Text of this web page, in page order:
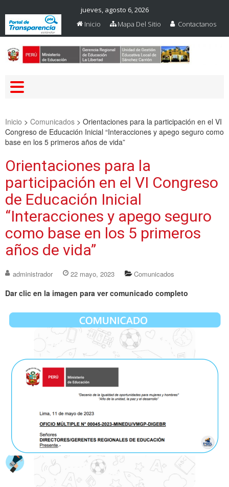
jueves, agosto 6, 2026
Inicio
Mapa Del Sitio Contactanos
Inicio > Comunicados > Orientaciones para la participación en el VI
Congreso de Educación Inicial “Interacciones y apego seguro como
base en los 5 primeros años de vida”
Orientaciones para la
participación en el VI Congreso
de Educación Inicial
“Interacciones y apego seguro
como base en los 5 primeros
años de vida”
administrador 22 mayo, 2023 Comunicados
Dar clic en la imagen para ver comunicado completo